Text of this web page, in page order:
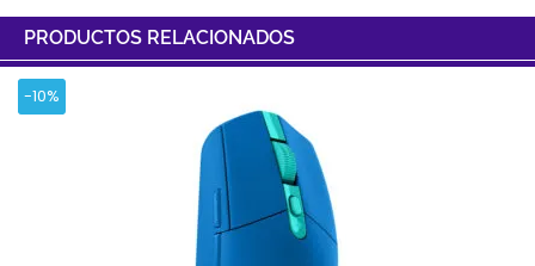
PRODUCTOS RELACIONADOS
-10%